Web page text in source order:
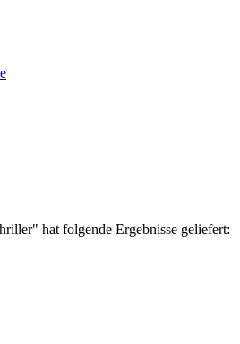
hat folgende Ergebnisse geliefert: